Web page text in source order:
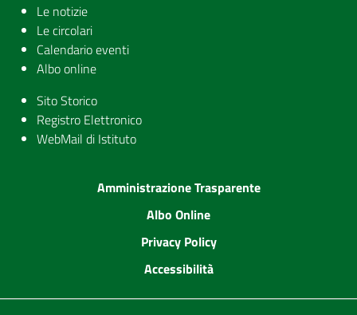
Le notizie
Le circolari
Calendario eventi
Albo online
Sito Storico
Registro Elettronico
WebMail di Istituto
Amministrazione Trasparente
Albo Online
Privacy Policy
Accessibilità